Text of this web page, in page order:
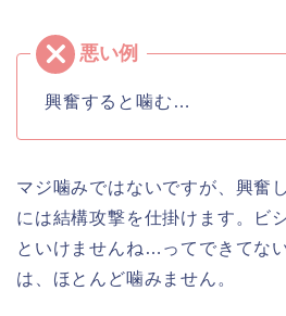
興奮すると噛む…
マジ噛みではないですが、興奮
には結構攻撃を仕掛けます。ビ
といけませんね…ってできてな
は、ほとんど噛みません。